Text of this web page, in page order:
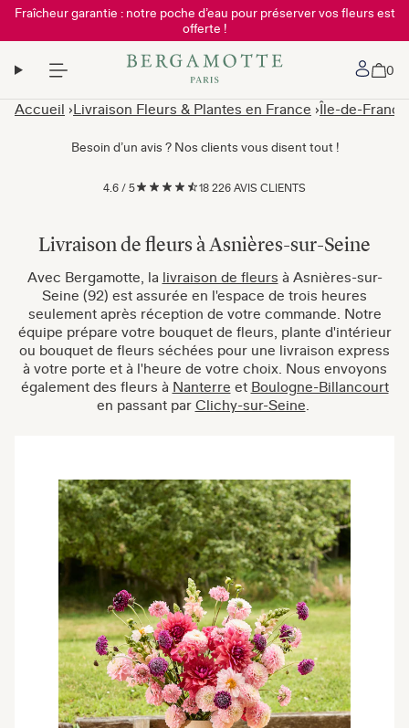
Fraîcheur garantie : notre poche d’eau pour préserver vos fleurs est
offerte !
Mon
0
Accueil Livraison Fleurs & Plantes en France Île-de-France
Besoin d’un avis ? Nos clients vous disent tout !
4.6 / 5 18 226 AVIS CLIENTS
Livraison de fleurs à Asnières-sur-Seine
Avec Bergamotte, la livraison de fleurs à Asnières-sur-
Seine (92) est assurée en l'espace de trois heures
seulement après réception de votre commande. Notre
équipe prépare votre bouquet de fleurs, plante d'intérieur
ou bouquet de fleurs séchées pour une livraison express
à votre porte et à l'heure de votre choix. Nous envoyons
également des fleurs à Nanterre et Boulogne-Billancourt
en passant par Clichy-sur-Seine